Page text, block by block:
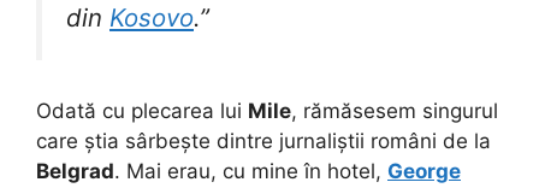
din Kosovo.”
Odată cu plecarea lui Mile, rămăsesem singurul
care știa sârbește dintre jurnaliștii români de la
Belgrad. Mai erau, cu mine în hotel, George